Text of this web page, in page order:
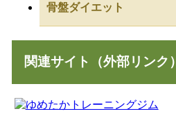
骨盤ダイエット
関連サイト（外部リンク）